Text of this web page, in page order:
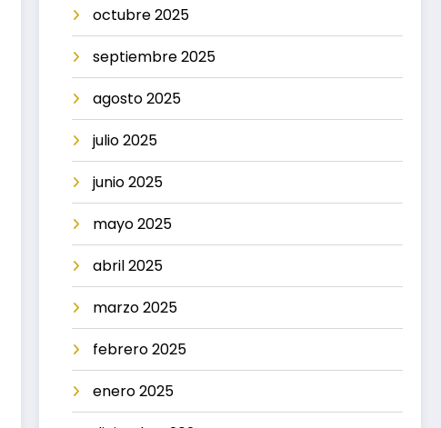
octubre 2025
septiembre 2025
agosto 2025
julio 2025
junio 2025
mayo 2025
abril 2025
marzo 2025
febrero 2025
enero 2025